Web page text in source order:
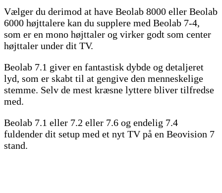
Vælger du derimod at have Beolab 8000 eller Beolab
6000 højttalere kan du supplere med Beolab 7-4,
som er en mono højttaler og virker godt som center
højttaler under dit TV.
Beolab 7.1 giver en fantastisk dybde og detaljeret
lyd, som er skabt til at gengive den menneskelige
stemme. Selv de mest kræsne lyttere bliver tilfredse
med.
Beolab 7.1 eller 7.2 eller 7.6 og endelig 7.4
fuldender dit setup med et nyt TV på en Beovision 7
stand.